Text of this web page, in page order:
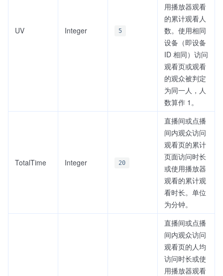
UV Integer 5
用播放器观看
的累计观看人
数。使用相同
设备（即设备
ID 相同）访问
观看页或观看
的观众被判定
为同一人，人
数算作 1。
TotalTime Integer 20
直播间或点播
间内观众访问
观看页的累计
页面访问时长
或使用播放器
观看的累计观
看时长。单位
为分钟。
直播间或点播
间内观众访问
观看页的人均
访问时长或使
用播放器观看